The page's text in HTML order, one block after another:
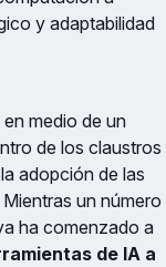
y adaptabilidad
medio de un
de los claustros
adopción de las
un número
ha comenzado a
de IA a